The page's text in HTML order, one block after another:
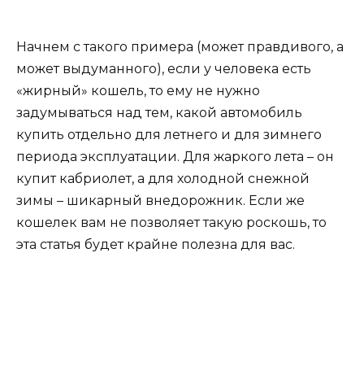
Начнем с такого примера (может правдивого, а
может выдуманного), если у человека есть
«жирный» кошель, то ему не нужно
задумываться над тем, какой автомобиль
купить отдельно для летнего и для зимнего
периода эксплуатации. Для жаркого лета – он
купит кабриолет, а для холодной снежной
зимы – шикарный внедорожник. Если же
кошелек вам не позволяет такую роскошь, то
эта статья будет крайне полезна для вас.